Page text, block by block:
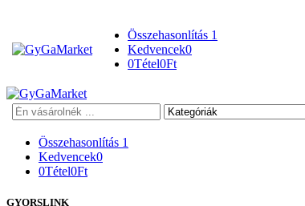
Összehasonlítás 1
Kedvencek0
0Tétel0Ft
Keresés
Összehasonlítás 1
Kedvencek0
0Tétel0Ft
GYORSLINK